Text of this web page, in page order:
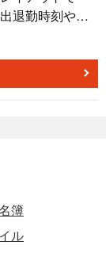
で判断を簡素
運用・低コス
を迅速に実現。
がら埋められ
退勤時刻や勤
、時間外労働
も可能です。
刻、残業時間
次有給休暇の
毎月の出退勤
したい場面に
ときに＞ 勤務
簿
ル